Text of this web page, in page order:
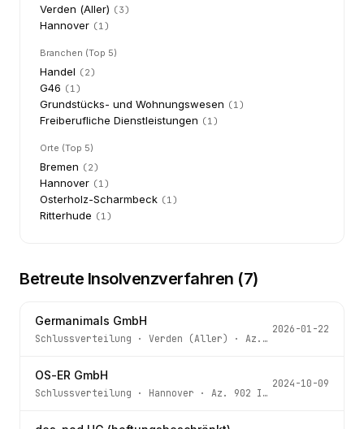
Verden (Aller) (3)
Hannover (1)
Branchen (Top 5)
Handel (2)
G46 (1)
Grundstücks- und Wohnungswesen (1)
Freiberufliche Dienstleistungen (1)
Orte (Top 5)
Bremen (2)
Hannover (1)
Osterholz-Scharmbeck (1)
Ritterhude (1)
Betreute Insolvenzverfahren (7)
Germanimals GmbH
Schlussverteilung · Verden (Aller) · Az.
2026-01-22
OS-ER GmbH
Schlussverteilung · Hannover · Az. 902 IN 315/18 - 4 -
2024-10-09